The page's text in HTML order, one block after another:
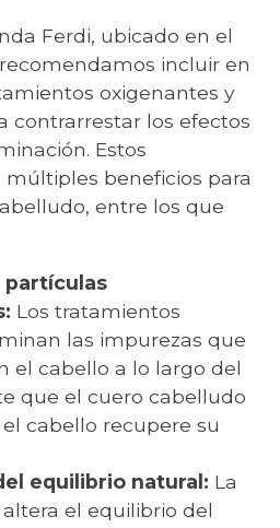
Ferdi, ubicado en el
incluir en
oxigenantes y
contrarrestar los efectos
Estos
beneficios para
entre los que
partículas
Los tratamientos
las impurezas que
el cabello a lo largo del
que el cuero cabelludo
cabello recupere su
equilibrio natural: La
el equilibrio del